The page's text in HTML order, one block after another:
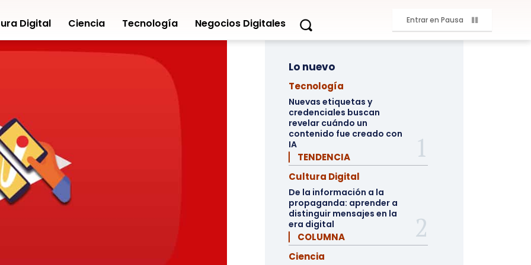
Digital Ciencia Tecnología Negocios Digitales Entrar en Pausa
Lo nuevo
Tecnología
Nuevas etiquetas y
credenciales buscan
revelar cuándo un
contenido fue creado con
IA
▏ TENDENCIA
Cultura Digital
De la información a la
propaganda: aprender a
distinguir mensajes en la
era digital
▏ COLUMNA
Ciencia